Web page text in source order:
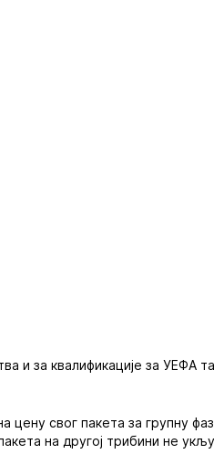
и за квалификације за УЕФА
цену свог пакета за групну
на другој трибини не